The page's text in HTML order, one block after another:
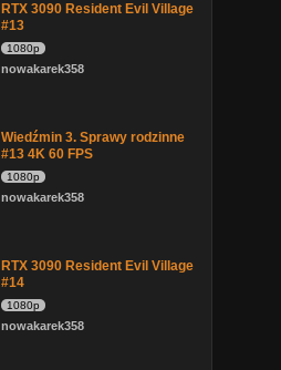
RTX 3090 Resident Evil Village
#13
1080p
nowakarek358
Wiedźmin 3. Sprawy rodzinne
#13 4K 60 FPS
1080p
nowakarek358
RTX 3090 Resident Evil Village
#14
1080p
nowakarek358